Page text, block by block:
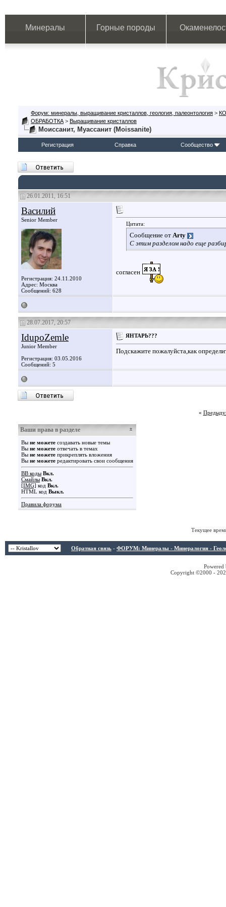
Минералы Горные породы
Форум: минералы, выращивание кристаллов, геология, палеонтология >
ОБРАБОТКА > Выращивание кристаллов
Моиссанит, Муассанит (Moissanite)
Регистрация Справка Сообщество
26.01.2011, 16:51
Василий
Senior Member
Регистрация: 24.11.2010
Адрес: Москва
Сообщений: 628
Цитата:
Сообщение от Arty
С этим разделом надо еще
согласен
28.07.2017, 20:57
IdupoZemle
Junior Member
Регистрация: 03.05.2016
Сообщений: 5
ЯНТАРЬ???
Подскажите пожалуйста,как
«
Ваши права в разделе
Вы не можете создавать новые темы
Вы не можете отвечать в темах
Вы не можете прикреплять вложения
Вы не можете редактировать свои сообщения
BB коды Вкл.
Смайлы Вкл.
[IMG] код Вкл.
HTML код Выкл.
Правила форума
Текущее
Обратная связь - ФОРУМ: Минералы - Минералогия -
Copyright ©2000 -